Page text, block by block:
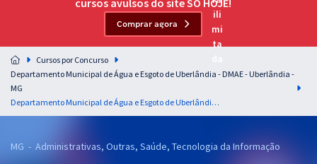
Residências Multiprofissionais
Preparação completa e intensiva para as principais
residências em saúde do Brasil
Concursos
cursos avulsos do site SÓ HOJE!
Comprar agora
Cursos por Concurso
Departamento Municipal de Água e Esgoto de Uberlândia - DMAE - Uberlândia -
MG
Departamento Municipal de Água e Esgoto de Uberlândia - DMAE - Uberlândia - MG - Contador (Pós-Edital)
MG - Administrativas, Outras, Saúde, Tecnologia da Informação